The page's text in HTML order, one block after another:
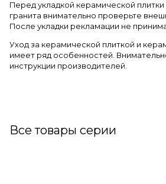
Перед укладкой керамической
гранита внимательно проверьте
После укладки рекламации не
Уход за керамической плиткой и
имеет ряд особенностей.
инструкции производителей.
Все товары серии